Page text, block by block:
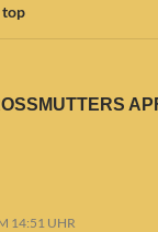
top
14:51 UHR